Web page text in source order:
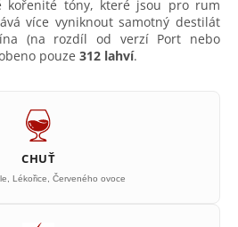
kořenité tóny, které jsou pro rum
více vyniknout samotný destilát
(na rozdíl od verzí Port nebo
pouze 312 lahví.
CHUŤ
Lékořice, Červeného ovoce